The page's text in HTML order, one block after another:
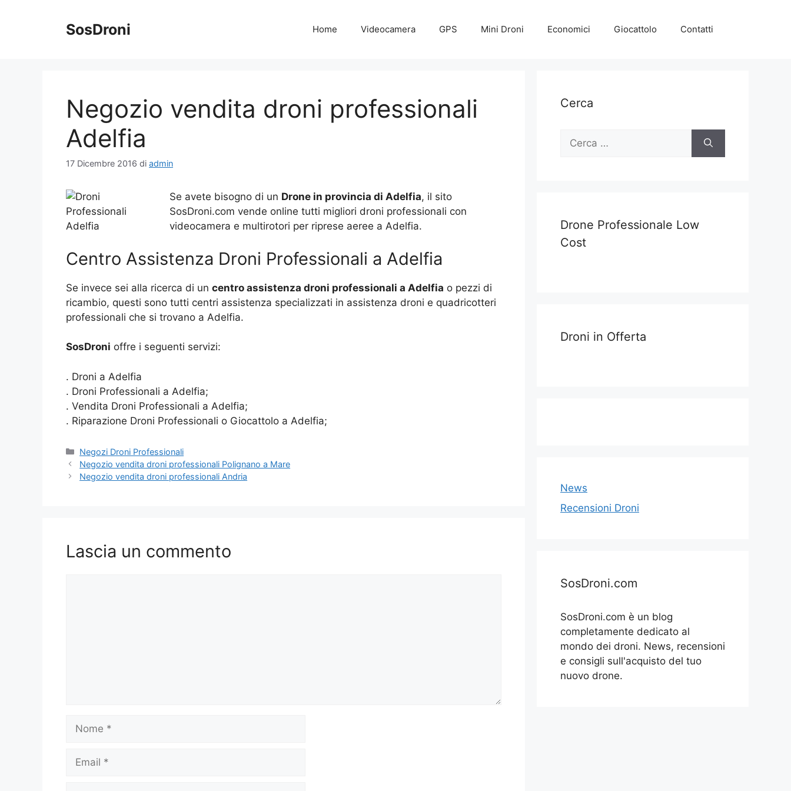
SosDroni Home Videocamera GPS Mini Droni Economici Giocattolo Contatti
Negozio vendita droni professionali
Adelfia
17 Dicembre 2016 di admin
Se avete bisogno di un Drone in provincia di Adelfia, il sito
SosDroni.com vende online tutti migliori droni professionali con
videocamera e multirotori per riprese aeree a Adelfia.
Centro Assistenza Droni Professionali a Adelfia
Se invece sei alla ricerca di un centro assistenza droni professionali a Adelfia o pezzi di
ricambio, questi sono tutti centri assistenza specializzati in assistenza droni e quadricotteri
professionali che si trovano a Adelfia.
SosDroni offre i seguenti servizi:
. Droni a Adelfia
. Droni Professionali a Adelfia;
. Vendita Droni Professionali a Adelfia;
. Riparazione Droni Professionali o Giocattolo a Adelfia;
Categorie
Negozi Droni Professionali
Negozio vendita droni professionali Polignano a Mare
Negozio vendita droni professionali Andria
Lascia un commento
Cerca
Ricerca
Drone Professionale Low
Cost
Droni in Offerta
News
Recensioni Droni
SosDroni.com
SosDroni.com è un blog
completamente dedicato al
mondo dei droni. News, recensioni
e consigli sull'acquisto del tuo
nuovo drone.